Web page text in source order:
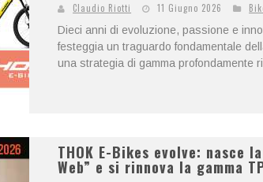
Claudio Riotti 11 Giugno 2026
Dieci anni di evoluzione, passione e
festeggia un traguardo fondamentale
una strategia di gamma profondamente
THOK E-Bikes evolve: nasce
Web” e si rinnova la gamma